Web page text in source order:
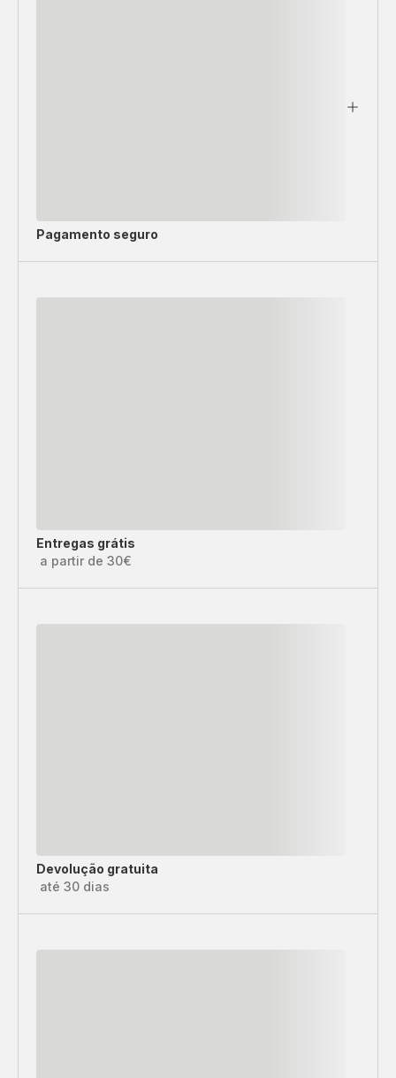
Pagamento seguro
Entregas grátis
a partir de 30€
Devolução gratuita
até 30 dias